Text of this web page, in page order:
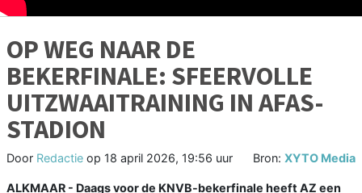
OP WEG NAAR DE
BEKERFINALE: SFEERVOLLE
UITZWAAITRAINING IN AFAS-
STADION
Door Redactie op 18 april 2026, 19:56 uur Bron: XYTO Media
ALKMAAR - Daags voor de KNVB-bekerfinale heeft AZ een